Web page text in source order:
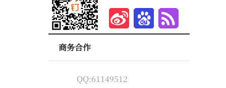
商务合作
QQ:61149512